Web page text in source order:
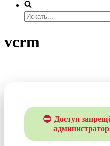
Искать...
vcrm
Доступ